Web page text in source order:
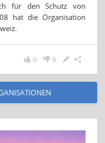
für den Schutz von
hat die Organisation
0
0